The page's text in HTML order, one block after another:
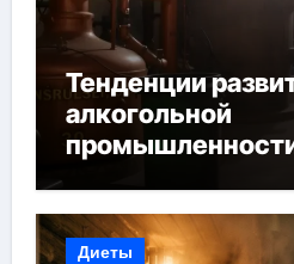
Тенденции
алкогольной
Диеты